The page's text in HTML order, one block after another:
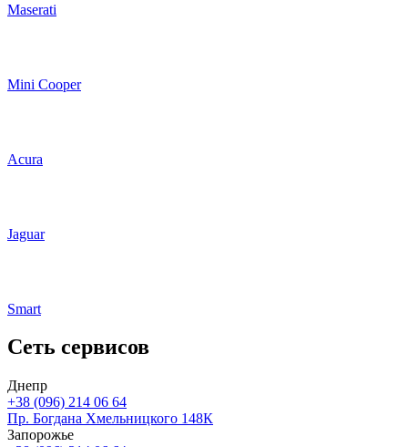
Maserati
Mini Cooper
Acura
Jaguar
Smart
Cеть сервисов
Днепр
+38 (096) 214 06 64
Пр. Богдана Хмельницкого 148К
Запорожье